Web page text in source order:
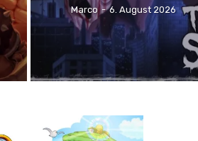
Marco - 6. August 2026